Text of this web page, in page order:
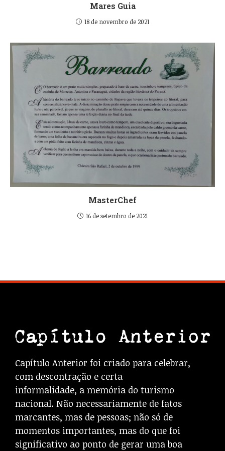
Mares Guia
18 de novembro de 2021
MasterChef
16 de setembro de 2021
Capítulo Anterior foi criado para celebrar,
com descontração e certa
informalidade, a memória do turismo
nacional. Não necessariamente de fatos
marcantes, mas de pessoas; não só de
momentos importantes, mas do que foi
significativo ao ponto de gerar uma boa